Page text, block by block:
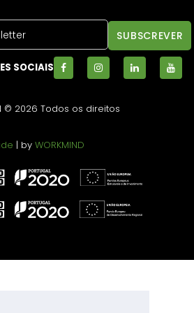
SOCIAIS
© 2026 Todos os direitos
| byWORKMIND